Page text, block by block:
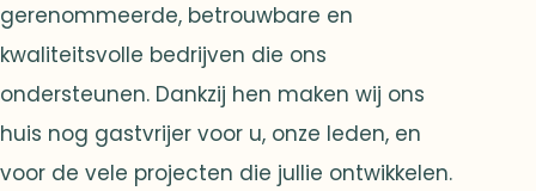
gerenommeerde, betrouwbare en
kwaliteitsvolle bedrijven die ons
ondersteunen. Dankzij hen maken wij ons
huis nog gastvrijer voor u, onze leden, en
voor de vele projecten die jullie ontwikkelen.